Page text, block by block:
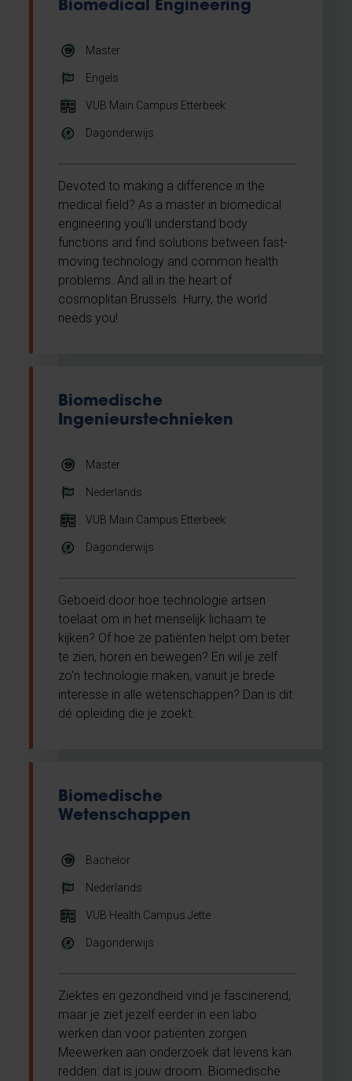
Biomedical Engineering
Master
Engels
VUB Main Campus Etterbeek
Dagonderwijs
Devoted to making a difference in the
medical field? As a master in biomedical
engineering you’ll understand body
functions and find solutions between fast-
moving technology and common health
problems. And all in the heart of
cosmoplitan Brussels. Hurry, the world
needs you!
Biomedische
Ingenieurstechnieken
Master
Nederlands
VUB Main Campus Etterbeek
Dagonderwijs
Geboeid door hoe technologie artsen
toelaat om in het menselijk lichaam te
kijken? Of hoe ze patiënten helpt om beter
te zien, horen en bewegen? En wil je zelf
zo'n technologie maken, vanuit je brede
interesse in alle wetenschappen? Dan is dit
dé opleiding die je zoekt.
Biomedische
Wetenschappen
Bachelor
Nederlands
VUB Health Campus Jette
Dagonderwijs
Ziektes en gezondheid vind je fascinerend,
maar je ziet jezelf eerder in een labo
werken dan voor patiënten zorgen.
Meewerken aan onderzoek dat levens kan
redden: dat is jouw droom. Biomedische